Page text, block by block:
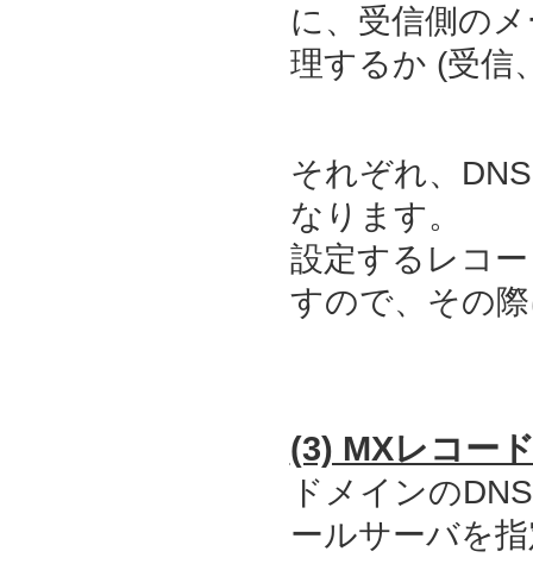
に、受信側の
理するか (受信
それぞれ、
なります。
設定するレコ
すので、その
(3) MXレコー
ドメインの
ールサーバを